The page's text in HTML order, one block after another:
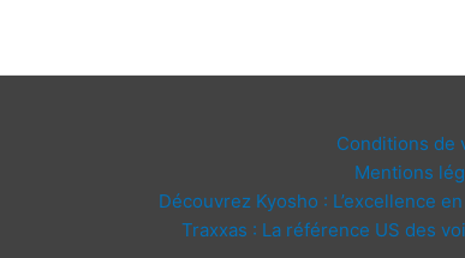
Conditions de
Mentions
Découvrez Kyosho : L’excellence
Traxxas : La référence US des